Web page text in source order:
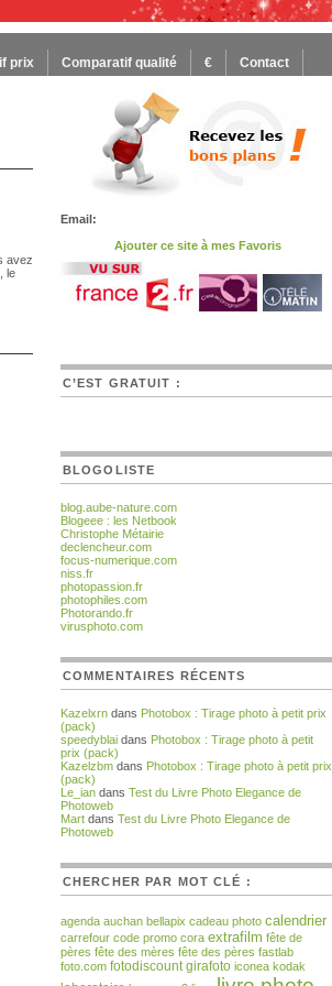
prix Comparatif qualité € Contact
avez
le
Email:
Ajouter ce site à mes Favoris
C’EST GRATUIT :
BLOGOLISTE
blog.aube-nature.com
Blogeee : les Netbook
Christophe Métairie
declencheur.com
focus-numerique.com
niss.fr
photopassion.fr
photophiles.com
Photorando.fr
virusphoto.com
COMMENTAIRES RÉCENTS
Kazelxrn dans Photobox : Tirage photo à petit prix
(pack)
speedyblai dans Photobox : Tirage photo à petit
prix (pack)
Kazelzbm dans Photobox : Tirage photo à petit prix
(pack)
Le_ian dans Test du Livre Photo Elegance de
Photoweb
Mart dans Test du Livre Photo Elegance de
Photoweb
CHERCHER PAR MOT CLÉ :
agenda auchan bellapix cadeau photo calendrier
carrefour code promo cora extrafilm fête de
pères fête des mères fête des pères fastlab
foto.com fotodiscount girafoto iconea kodak